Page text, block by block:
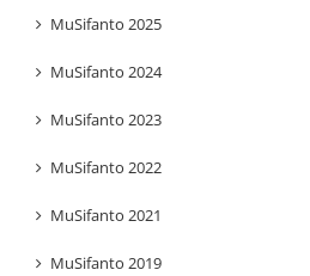
MuSifanto 2025
MuSifanto 2024
MuSifanto 2023
MuSifanto 2022
MuSifanto 2021
MuSifanto 2019